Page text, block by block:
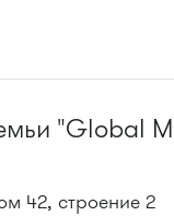
"Global
42, строение 2